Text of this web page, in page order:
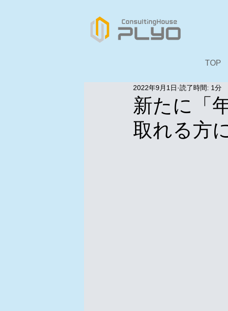
TOP
新たに「
取れる方
2022年9月1日 読了時間: 1分